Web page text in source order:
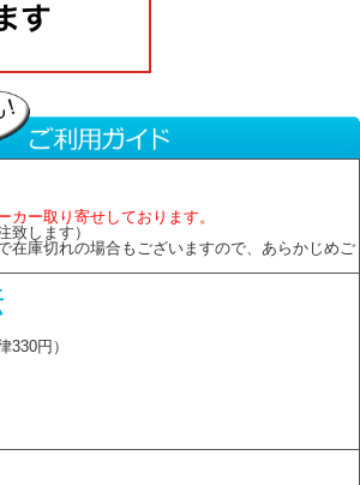
カー取り寄せしております。
致します）
在庫切れの場合もございますので、あらかじめご
330円）